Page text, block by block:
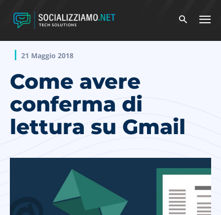
21 Maggio 2018
Come avere
conferma di
lettura su Gmail